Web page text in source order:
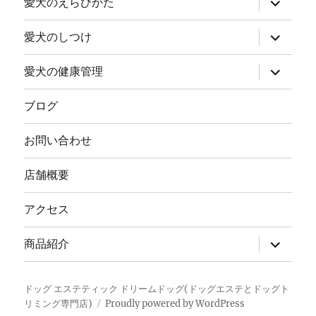
展
開
ブ
メ
ニ
ュ
ー
を
展
開
愛犬のしつけ
サ
ブ
メ
ニ
ュ
ー
開
愛犬の健康管理
サ
ブ
メ
ー
開
ブログ
お問い合わせ
店舗概要
アクセス
商品紹介
サ
ブ
メ
ュ
ー
ドッグ エステティック ドリームドッグ(ドッグエステとドッグト
リミング専門店)
Proudly powered by WordPress